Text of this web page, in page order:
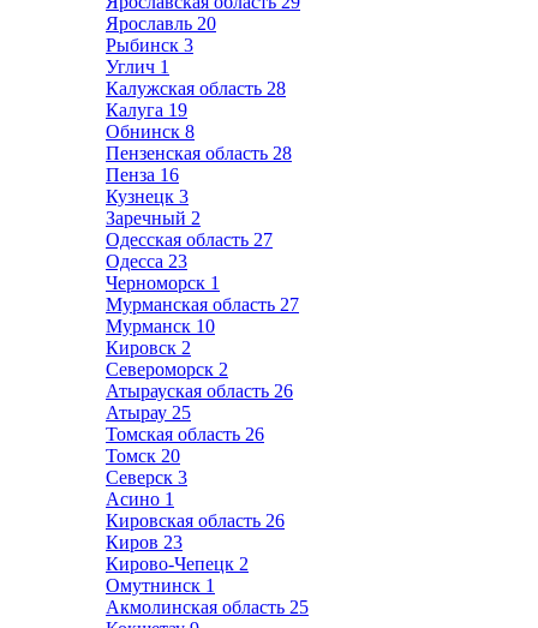
Ярославль 20
Рыбинск 3
Углич 1
Калужская область 28
Калуга 19
Обнинск 8
Пензенская область 28
Пенза 16
Кузнецк 3
Заречный 2
Одесская область 27
Одесса 23
Черноморск 1
Мурманская область 27
Мурманск 10
Кировск 2
Североморск 2
Атырауская область 26
Атырау 25
Томская область 26
Томск 20
Северск 3
Асино 1
Кировская область 26
Киров 23
Кирово-Чепецк 2
Омутнинск 1
Акмолинская область 25